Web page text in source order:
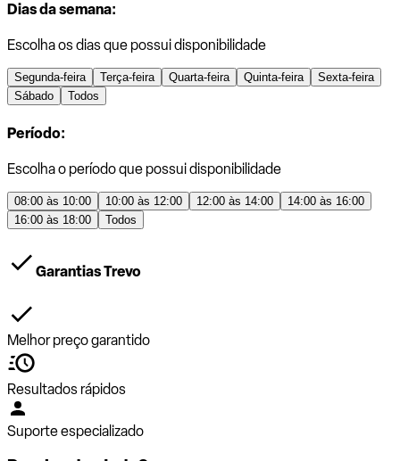
Dias da semana:
Escolha os dias que possui disponibilidade
Segunda-feira Terça-feira Quarta-feira Quinta-feira
Sexta-feira
Sábado
Todos
Período:
Escolha o período que possui disponibilidade
08:00 às 10:00 10:00 às 12:00 12:00 às 14:00
14:00 às 16:00
16:00 às 18:00
Todos
Garantias Trevo
Melhor preço garantido
Resultados rápidos
Suporte especializado